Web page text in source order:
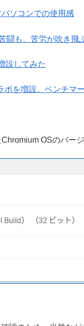
ソコンでの使用感
闘も、苦労が吹き飛
設してみた
を増設。ベンチマ
OSのバージ